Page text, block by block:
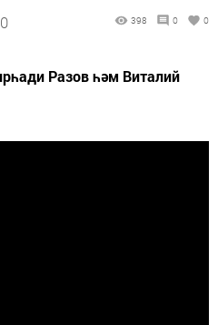
398 0 0
Разов һәм Виталий